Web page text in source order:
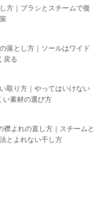
方｜ブラシとスチームで復
落とし方｜ソールはワイド
戻る
取り方｜やってはいけない
い素材の選び方
襟よれの直し方｜スチームと
とよれない干し方